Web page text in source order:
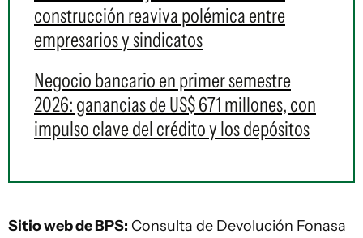
construcción reaviva polémica entre
empresarios y sindicatos
Negocio bancario en primer semestre
2026: ganancias de US$ 671 millones, con
impulso clave del crédito y los depósitos
Sitio web de BPS: Consulta de Devolución Fonasa